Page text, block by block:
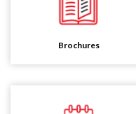
Brochures